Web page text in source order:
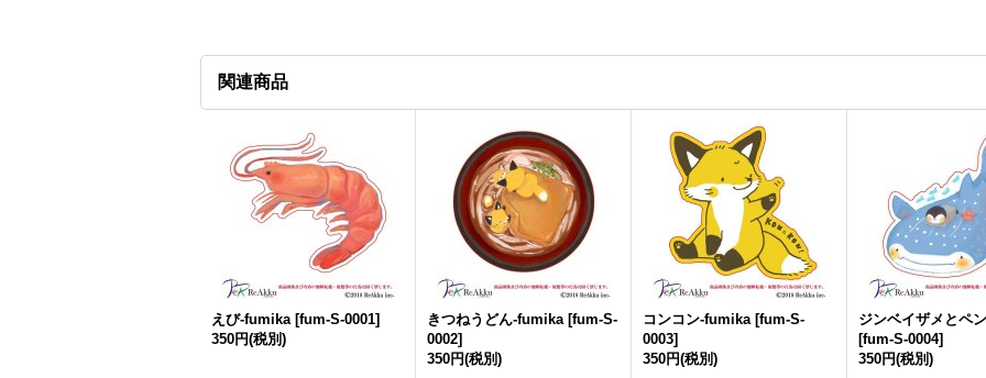
関連商品
えび-fumika [fum-S-0001]
350円(税別)
きつねうどん-fumika [fum-S-
0002]
350円(税別)
コンコン-fumika [fum-S-
0003]
350円(税別)
ジンベイザメとペ
[fum-S-0004]
350円(税別)